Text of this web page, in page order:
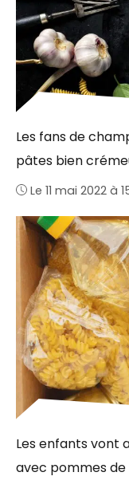
Les fans de
pâtes bien
Le 11 mai 2022 à
Les enfants
avec pommes